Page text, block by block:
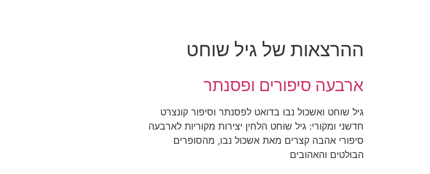
ההרצאות של גיל שוחט
ארבעה סיפורים ופסנתר
גיל שוחט ואשכול נבו בדואט לפסנתר וסיפור קונצרט
חדשני ומקורי: גיל שוחט הלחין יצירות מקוריות לארבעה
סיפורי אהבה קצרים מאת אשכול נבו, מהסופרים
הבולטים והאהובים